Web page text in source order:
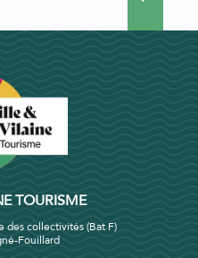
TOURISME
des collectivités (Bat F)
Fouillard